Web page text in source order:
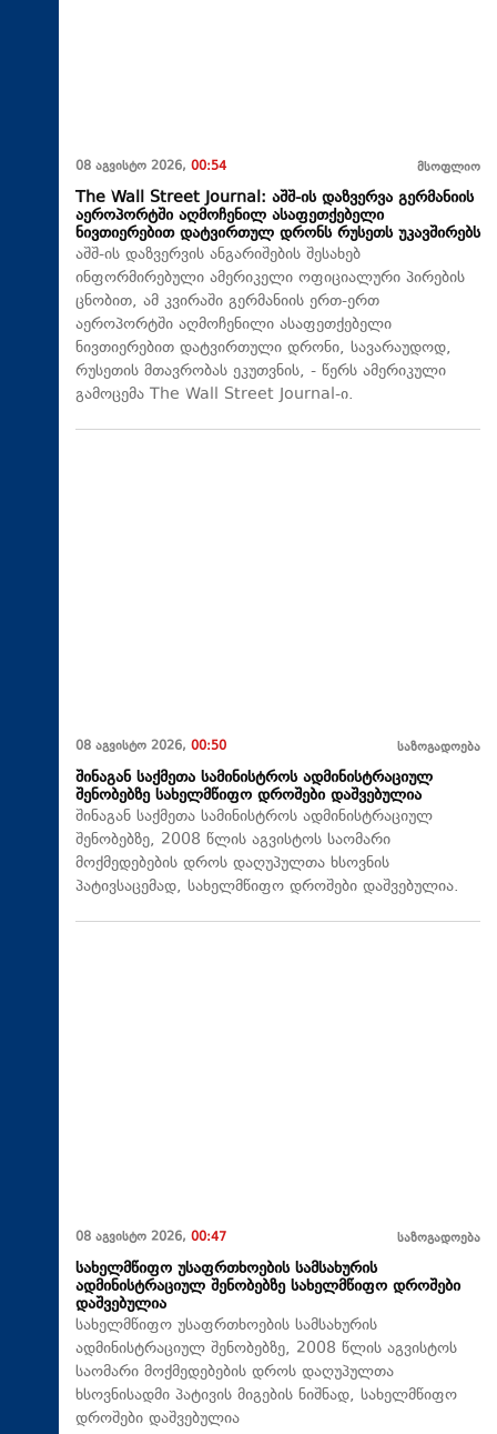
08 აგვისტო 2026, 00:54 მსოფლიო
The Wall Street Journal: აშშ-ის დაზვერვა გერმანიის
აეროპორტში აღმოჩენილ ასაფეთქებელი
ნივთიერებით დატვირთულ დრონს რუსეთს უკავშირებს
აშშ-ის დაზვერვის ანგარიშების შესახებ
ინფორმირებული ამერიკელი ოფიციალური პირების
ცნობით, ამ კვირაში გერმანიის ერთ-ერთ
აეროპორტში აღმოჩენილი ასაფეთქებელი
ნივთიერებით დატვირთული დრონი, სავარაუდოდ,
რუსეთის მთავრობას ეკუთვნის, - წერს ამერიკული
გამოცემა The Wall Street Journal-ი.
08 აგვისტო 2026, 00:50 საზოგადოება
შინაგან საქმეთა სამინისტროს ადმინისტრაციულ
შენობებზე სახელმწიფო დროშები დაშვებულია
შინაგან საქმეთა სამინისტროს ადმინისტრაციულ
შენობებზე, 2008 წლის აგვისტოს საომარი
მოქმედებების დროს დაღუპულთა ხსოვნის
პატივსაცემად, სახელმწიფო დროშები დაშვებულია.
08 აგვისტო 2026, 00:47 საზოგადოება
სახელმწიფო უსაფრთხოების სამსახურის
ადმინისტრაციულ შენობებზე სახელმწიფო დროშები
დაშვებულია
სახელმწიფო უსაფრთხოების სამსახურის
ადმინისტრაციულ შენობებზე, 2008 წლის აგვისტოს
საომარი მოქმედებების დროს დაღუპულთა
ხსოვნისადმი პატივის მიგების ნიშნად, სახელმწიფო
დროშები დაშვებულია